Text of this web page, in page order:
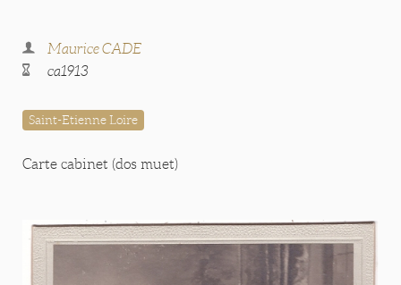
Maurice CADE
ca1913
Saint-Etienne Loire
Carte cabinet (dos muet)